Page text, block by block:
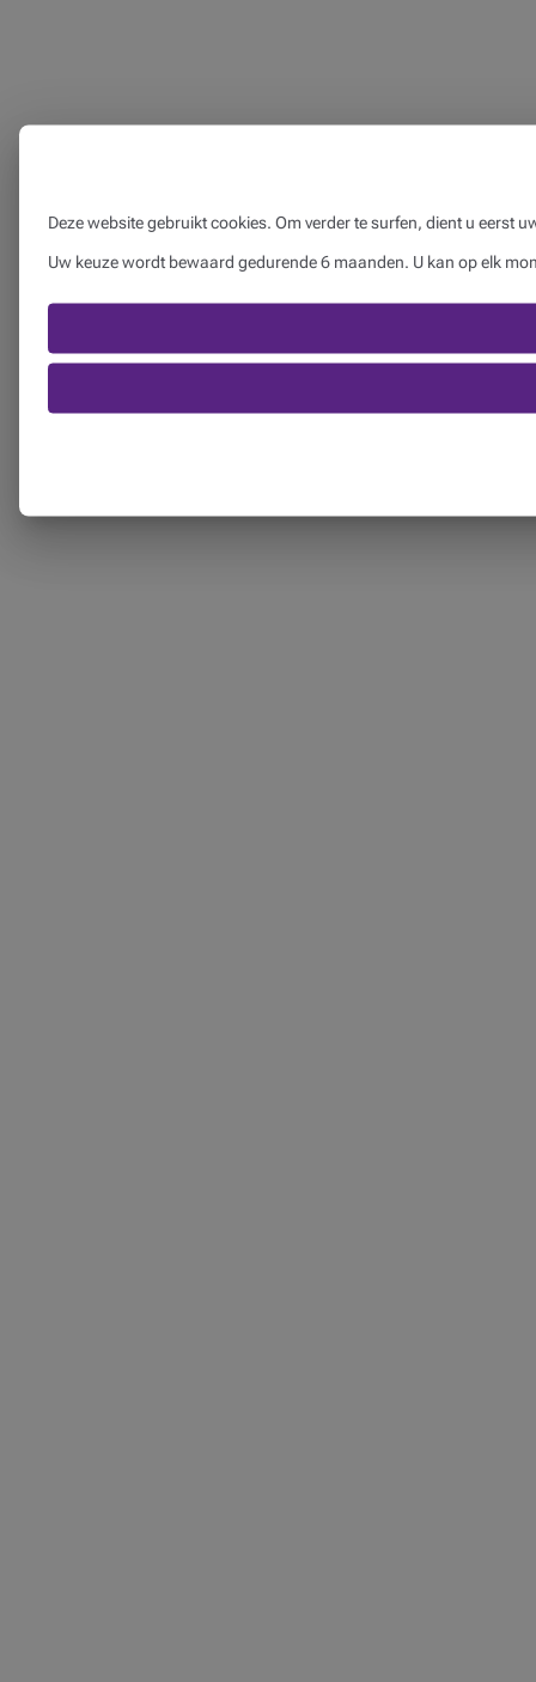
Deze website gebruikt cookies. Om verder te surfen, dient u eerst
Uw keuze wordt bewaard gedurende 6 maanden. U kan op elk